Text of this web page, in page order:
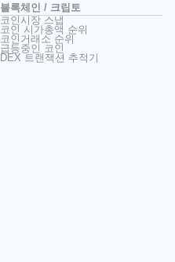
블록체인 / 크립토
코인시장 스냅
코인 시가총액 순위
코인거래소 순위
급등중인 코인
DEX 트랜잭션 추적기